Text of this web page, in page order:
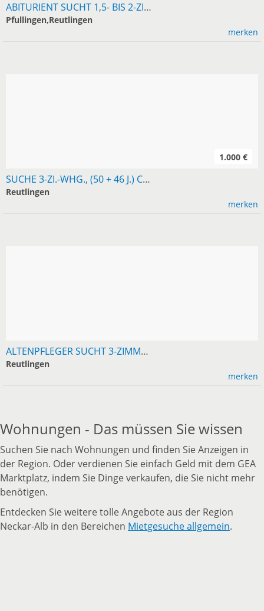
ABITURIENT SUCHT 1,5- BIS 2-ZIMMER-WOHNUNG IN RT/PFULLINGEN
Pfullingen,Reutlingen
merken
SUCHE 3-ZI.-WHG., (50 + 46 J.) CA. 60 M², IM LK RT, RUHIGE LAGE, EG, AB SOFORT, KM MAX. 1.000 . TEL. 0162-8264339
1.000 €
Reutlingen
merken
ALTENPFLEGER SUCHT 3-ZIMMER-WOHNUNG IN REUTLINGEN
Reutlingen
merken
Wohnungen - Das müssen Sie wissen
Suchen Sie nach Wohnungen und finden Sie Anzeigen in
der Region. Oder verdienen Sie einfach Geld mit dem GEA
Marktplatz, indem Sie Dinge verkaufen, die Sie nicht mehr
benötigen.
Entdecken Sie weitere tolle Angebote aus der Region
Neckar-Alb in den Bereichen Mietgesuche allgemein.